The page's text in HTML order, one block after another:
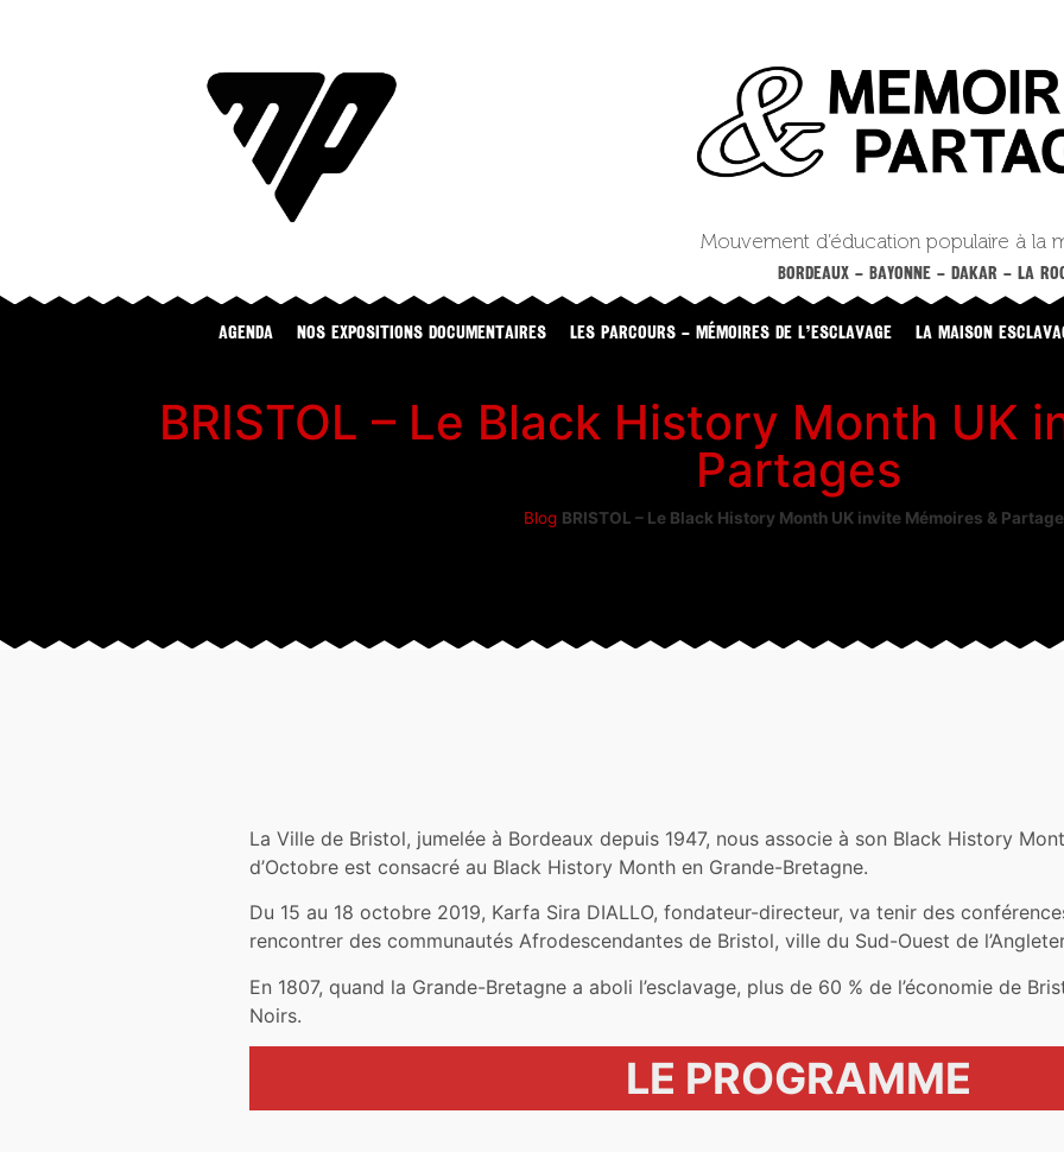
Mouvement d’éducation populaire à la
BORDEAUX – BAYONNE – DAKAR – LA
Agenda NOS EXPOSITIONS DOCUMENTAIRES LES PARCOURS – MÉMOIRES DE L’ESCLAVAGE LA MAISON
BRISTOL – Le Black History Month UK
Partages
Blog BRISTOL – Le Black History Month UK invite Mémoires &
La Ville de Bristol, jumelée à Bordeaux depuis 1947, nous associe à son Black History
d’Octobre est consacré au Black History Month en Grande-Bretagne.
Du 15 au 18 octobre 2019, Karfa Sira DIALLO, fondateur-directeur, va tenir des
rencontrer des communautés Afrodescendantes de Bristol, ville du Sud-Ouest de
En 1807, quand la Grande-Bretagne a aboli l’esclavage, plus de 60 % de l’économie de
Noirs.
LE PROGRAMME